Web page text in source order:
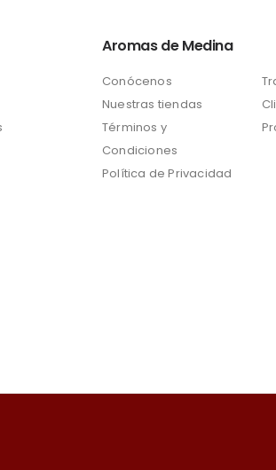
Aromas de Medina
Conócenos
Nuestras tiendas
Términos y
Condiciones
Política de Privacidad